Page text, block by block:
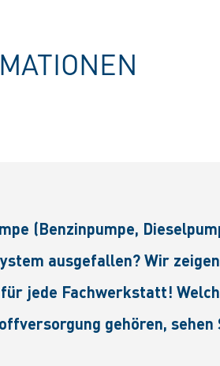
(Benzinpumpe,
ausgefallen? Wir
jede Fachwerkstatt!
gehören, sehen